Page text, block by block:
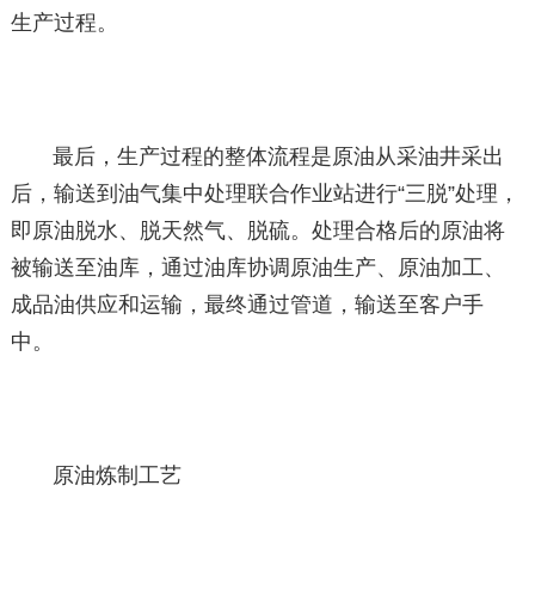
生产过程。
最后，生产过程的整体流程是原油从采油井采出
后，输送到油气集中处理联合作业站进行“三脱”处理，
即原油脱水、脱天然气、脱硫。处理合格后的原油将
被输送至油库，通过油库协调原油生产、原油加工、
成品油供应和运输，最终通过管道，输送至客户手
中。
原油炼制工艺